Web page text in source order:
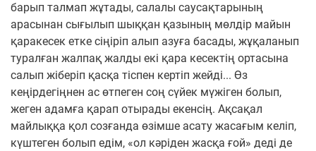
барып талмап жұтады, салалы саусақтарының
арасынан сығылып шыққан қазының мөлдір майын
қаракесек етке сіңіріп алып азуға басады, жұқаланып
туралған жалпақ жалды екі қара кесектің ортасына
салып жіберіп қасқа тіспен кертіп жейді... Өз
кеңірдегіңнен ас өтпеген соң сүйек мүжіген болып,
жеген адамға қарап отырады екенсің. Ақсақал
майлыққа қол созғанда өзімше асату жасағым келіп,
күштеген болып едім, «ол кәріден жасқа ғой» деді де